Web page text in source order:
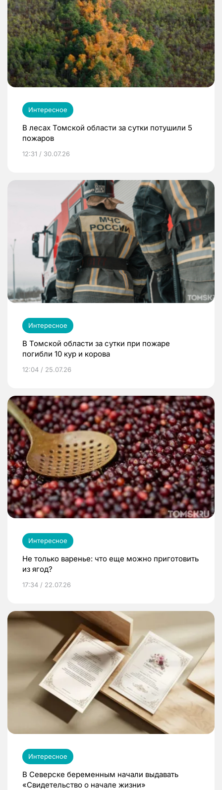
Интересное
В лесах Томской области за сутки потушили 5
пожаров
12:31 / 30.07.26
Интересное
В Томской области за сутки при пожаре
погибли 10 кур и корова
12:04 / 25.07.26
Интересное
Не только варенье: что еще можно приготовить
из ягод?
17:34 / 22.07.26
Интересное
В Северске беременным начали выдавать
«Свидетельство о начале жизни»